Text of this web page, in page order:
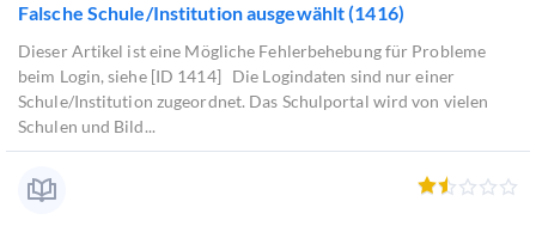
Falsche Schule/Institution ausgewählt (1416)
Dieser Artikel ist eine Mögliche Fehlerbehebung für Probleme
beim Login, siehe [ID 1414] Die Logindaten sind nur einer
Schule/Institution zugeordnet. Das Schulportal wird von vielen
Schulen und Bild...